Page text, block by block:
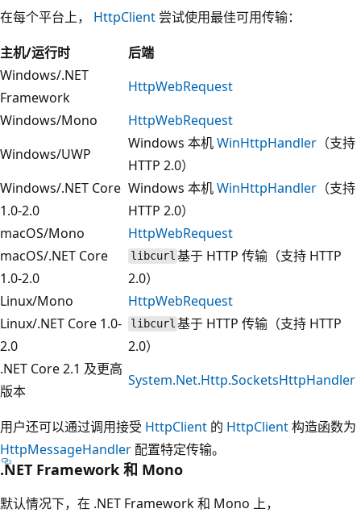
在每个平台上， HttpClient 尝试使用最佳可用传输：
主机/运行时
后端
Windows/.NET
Framework
HttpWebRequest
Windows/Mono
HttpWebRequest
Windows/UWP
Windows 本机WinHttpHandler （支持
HTTP 2.0）
Windows/.NET Core
1.0-2.0
Windows 本机WinHttpHandler （支持
HTTP 2.0）
macOS/Mono
HttpWebRequest
macOS/.NET Core
1.0-2.0
libcurl 基于 HTTP 传输（支持 HTTP
2.0）
Linux/Mono
HttpWebRequest
Linux/.NET Core 1.0-
2.0
libcurl 基于 HTTP 传输（支持 HTTP
2.0）
.NET Core 2.1 及更高
版本
System.Net.Http.SocketsHttpHandler
用户还可以通过调用接受 HttpClient 的 HttpClient构造函数为
HttpMessageHandler 配置特定传输。
.NET Framework 和 Mono
默认情况下，在 .NET Framework 和 Mono 上，